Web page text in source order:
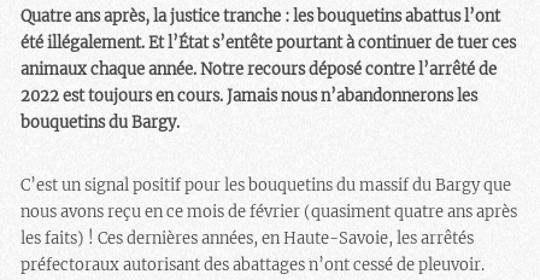
Quatre ans après, la justice tranche : les bouquetins abattus l’ont
été illégalement. Et l’État s’entête pourtant à continuer de tuer ces
animaux chaque année. Notre recours déposé contre l’arrêté de
2022 est toujours en cours. Jamais nous n’abandonnerons les
bouquetins du Bargy.
C’est un signal positif pour les bouquetins du massif du Bargy que
nous avons reçu en ce mois de février (quasiment quatre ans après
les faits) ! Ces dernières années, en Haute-Savoie, les arrêtés
préfectoraux autorisant des abattages n’ont cessé de pleuvoir.